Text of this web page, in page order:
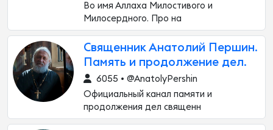
Во имя Аллаха Милостивого и
Милосердного. Про на
Священник Анатолий Першин.
Память и продолжение дел.
6055 • @AnatolyPershin
Официальный канал памяти и
продолжения дел священн